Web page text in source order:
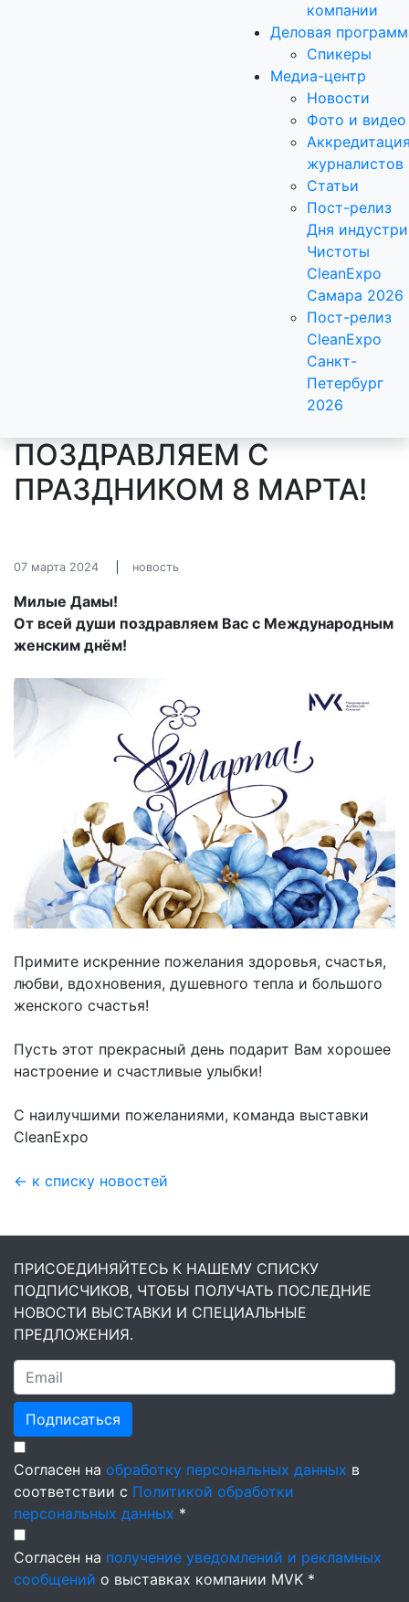
компании
Деловая
Спикеры
Медиа-центр
Новости
Фото и видео
журналистов
Статьи
Пост-релиз
Дня
Чистоты
CleanExpo
Самара 2026
Пост-релиз
CleanExpo
Санкт-
Петербург
2026
ПОЗДРАВЛЯЕМ С
ПРАЗДНИКОМ 8 МАРТА!
07 марта 2024 новость
Милые Дамы!
От всей души поздравляем Вас с Международным
женским днём!
Примите искренние пожелания здоровья, счастья,
любви, вдохновения, душевного тепла и большого
женского счастья!
Пусть этот прекрасный день подарит Вам хорошее
настроение и счастливые улыбки!
С наилучшими пожеланиями, команда выставки
CleanExpo
← к списку новостей
ПРИСОЕДИНЯЙТЕСЬ К НАШЕМУ СПИСКУ
ПОДПИСЧИКОВ, ЧТОБЫ ПОЛУЧАТЬ ПОСЛЕДНИЕ
НОВОСТИ ВЫСТАВКИ И СПЕЦИАЛЬНЫЕ
ПРЕДЛОЖЕНИЯ.
Подписаться
Согласен на обработку персональных данных в
соответствии с Политикой обработки
персональных данных *
Согласен на получение уведомлений и рекламных
сообщений о выставках компании MVK *